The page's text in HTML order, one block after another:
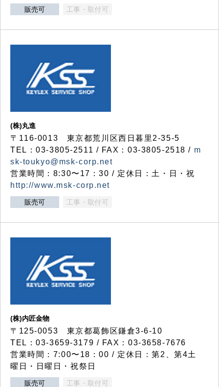
販売可 工事・取付可
(株)丸進
〒116-0013 東京都荒川区西日暮里2-35-5
TEL：03-3805-2511 / FAX：03-3805-2518 / m
sk-toukyo@msk-corp.net
営業時間：8:30〜17：30 / 定休日：土・日・祝
http://www.msk-corp.net
販売可 工事・取付可
(株)内匠金物
〒125-0053 東京都葛飾区鎌倉3-6-10
TEL：03-3659-3179 / FAX：03-3658-7676
営業時間：7:00〜18：00 / 定休日：第2、第4土
曜日・日曜日・祝祭日
販売可 工事・取付可